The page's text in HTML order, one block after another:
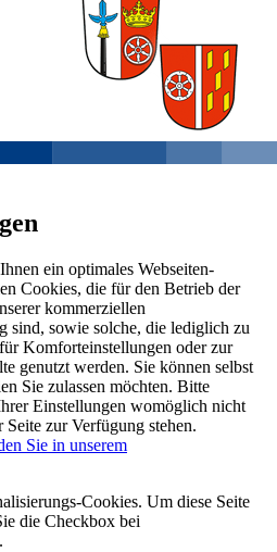
ein optimales Webseiten-
Cookies, die für den Betrieb der
kommerziellen
sind, sowie solche, die lediglich zu
Komforteinstellungen oder zur
genutzt werden. Sie können selbst
Sie zulassen möchten. Bitte
Einstellungen womöglich nicht
zur Verfügung stehen.
Sie in unserem
Cookies. Um diese Seite
die Checkbox bei